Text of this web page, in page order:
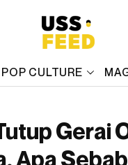
POP CULTURE
Gerai
Apa